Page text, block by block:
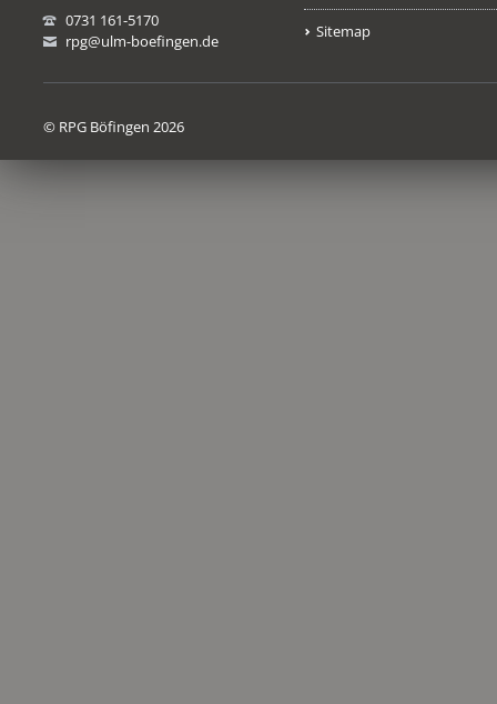
0731 161-5170
rpg@ulm-boefingen.de
Sitemap
© RPG Böfingen 2026